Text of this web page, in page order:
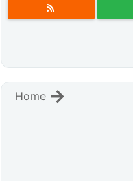
Home